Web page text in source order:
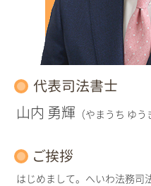
代表司法書士
山内 勇輝 （やまうち ゆう
ご挨拶
はじめまして。へいわ法務司